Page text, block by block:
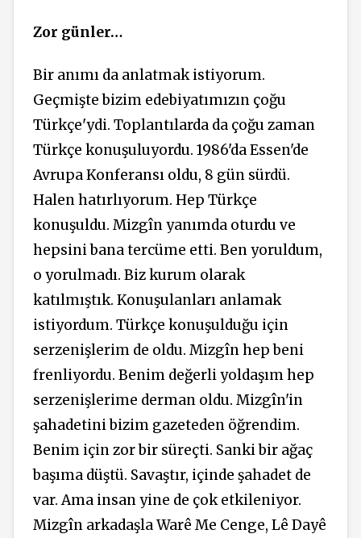
Zor günler…
Bir anımı da anlatmak istiyorum.
Geçmişte bizim edebiyatımızın çoğu
Türkçe'ydi. Toplantılarda da çoğu zaman
Türkçe konuşuluyordu. 1986'da Essen'de
Avrupa Konferansı oldu, 8 gün sürdü.
Halen hatırlıyorum. Hep Türkçe
konuşuldu. Mizgîn yanımda oturdu ve
hepsini bana tercüme etti. Ben yoruldum,
o yorulmadı. Biz kurum olarak
katılmıştık. Konuşulanları anlamak
istiyordum. Türkçe konuşulduğu için
serzenişlerim de oldu. Mizgîn hep beni
frenliyordu. Benim değerli yoldaşım hep
serzenişlerime derman oldu. Mizgîn'in
şahadetini bizim gazeteden öğrendim.
Benim için zor bir süreçti. Sanki bir ağaç
başıma düştü. Savaştır, içinde şahadet de
var. Ama insan yine de çok etkileniyor.
Mizgîn arkadaşla Warê Me Cenge, Lê Dayê